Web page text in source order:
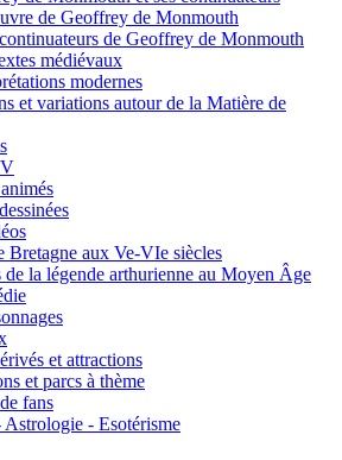
de Geoffrey de Monmouth
de Geoffrey de Monmouth
médiévaux
modernes
et variations autour de la Matière de
Bretagne aux Ve-VIe siècles
de la légende arthurienne au Moyen Âge
et attractions
et parcs à thème
fans
Astrologie - Esotérisme